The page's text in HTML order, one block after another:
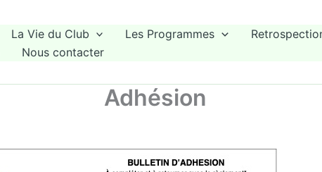
La Vie du Club Les Programmes
Nous contacter
Adhésion